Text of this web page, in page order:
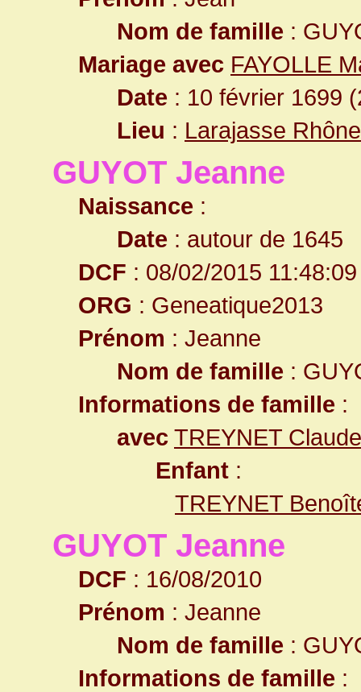
Nom de famille :
Mariage avec FAYOLLE
Date : 10 février 1699
Lieu : Larajasse
GUYOT Jeanne
Naissance :
Date : autour de 1645
DCF : 08/02/2015 11:48:09
ORG : Geneatique2013
Prénom : Jeanne
Nom de famille :
Informations de famille :
avec TREYNET Claude
Enfant :
TREYNET
GUYOT Jeanne
DCF : 16/08/2010
Prénom : Jeanne
Nom de famille :
Informations de famille :